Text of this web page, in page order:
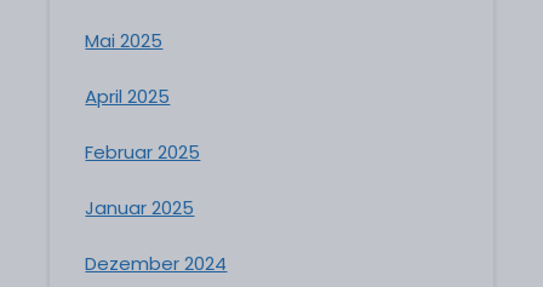
Mai 2025
April 2025
Februar 2025
Januar 2025
Dezember 2024